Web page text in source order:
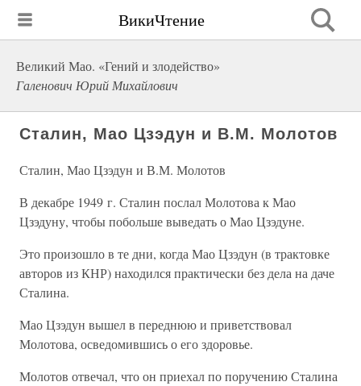
ВикиЧтение
Великий Мао. «Гений и злодейство»
Галенович Юрий Михайлович
Сталин, Мао Цзэдун и В.М. Молотов
Сталин, Мао Цзэдун и В.М. Молотов
В декабре 1949 г. Сталин послал Молотова к Мао
Цзэдуну, чтобы побольше выведать о Мао Цзэдуне.
Это произошло в те дни, когда Мао Цзэдун (в трактовке
авторов из КНР) находился практически без дела на даче
Сталина.
Мао Цзэдун вышел в переднюю и приветствовал
Молотова, осведомившись о его здоровье.
Молотов отвечал, что он приехал по поручению Сталина